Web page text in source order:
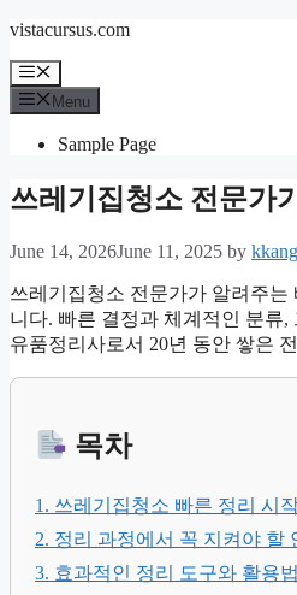
Skip
content
vistacursus.com
Menu
Menu
Sample Page
쓰레기집청소 전문가
June 14, 2026June 11, 2025 by
쓰레기집청소 전문가가 알려주
니다. 빠른 결정과 체계적인 분류
유품정리사로서 20년 동안 쌓은
목차
1. 쓰레기집청소 빠른 정리 시
2. 정리 과정에서 꼭 지켜야 할
3. 효과적인 정리 도구와 활용법